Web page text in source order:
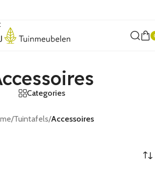
Categories
/Tuintafels/Accessoires